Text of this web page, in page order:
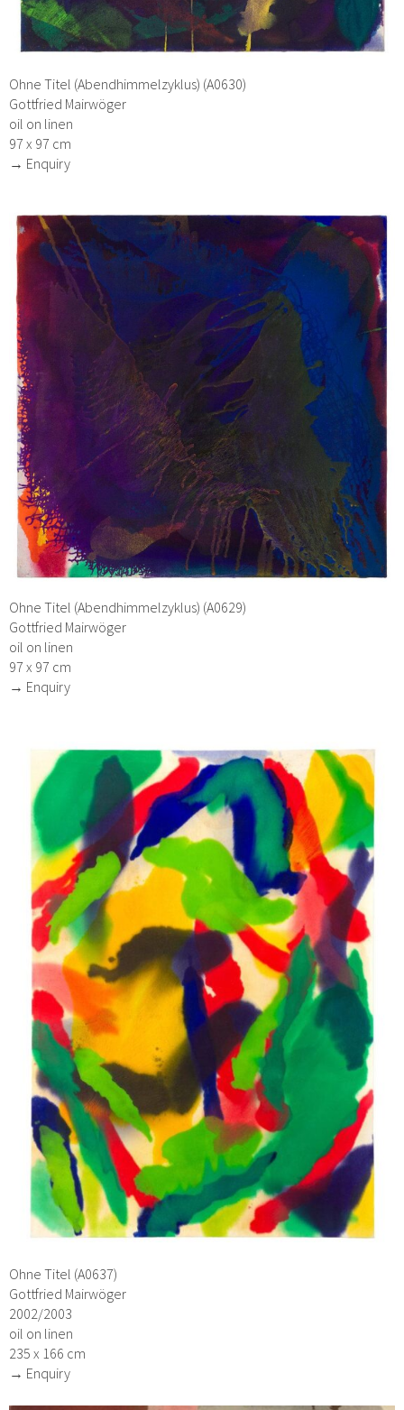
Ohne Titel (Abendhimmelzyklus) (A0630)
Gottfried Mairwöger
oil on linen
97 x 97 cm
→ Enquiry
Ohne Titel (Abendhimmelzyklus) (A0629)
Gottfried Mairwöger
oil on linen
97 x 97 cm
→ Enquiry
Ohne Titel (A0637)
Gottfried Mairwöger
2002/2003
oil on linen
235 x 166 cm
→ Enquiry